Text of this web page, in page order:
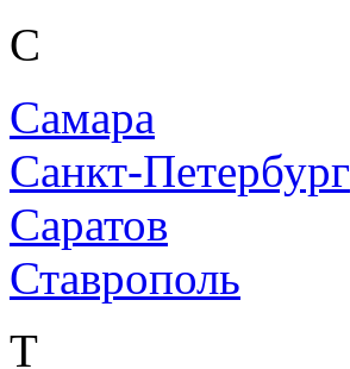
С
Самара
Санкт-Петербург
Саратов
Ставрополь
Т